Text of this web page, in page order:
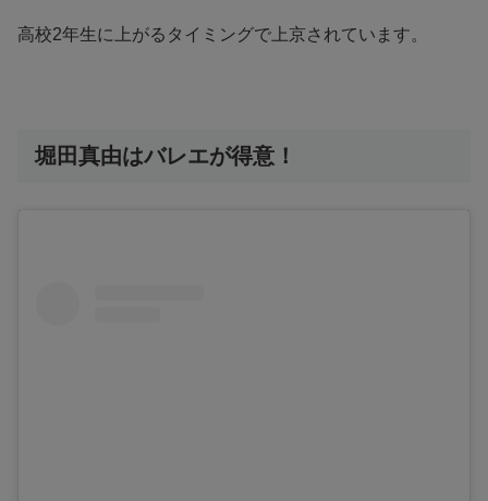
高校2年生に上がるタイミングで上京されています。
堀田真由はバレエが得意！